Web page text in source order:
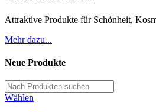
Attraktive Produkte für Schönheit,
Mehr dazu...
Neue Produkte
Wählen